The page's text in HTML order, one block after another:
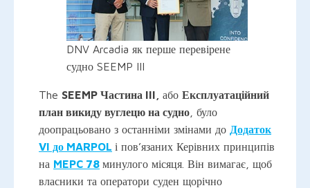
DNV Arcadia як перше перевірене
судно SEEMP III
The SEEMP Частина III, або Експлуатаційний
план викиду вуглецю на судно , було
доопрацьовано з останніми змінами до Додаток
VI до MARPOL і пов’язаних Керівних принципів
на MEPC 78 минулого місяця. Він вимагає, щоб
власники та оператори суден щорічно